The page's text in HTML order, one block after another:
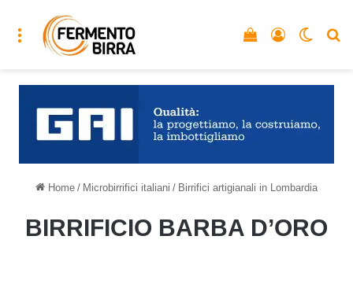
Menu Accedi
Vedi il carrello
Home / Microbirrifici italiani / Birrifici artigianali in Lombardia
BIRRIFICIO BARBA D’ORO